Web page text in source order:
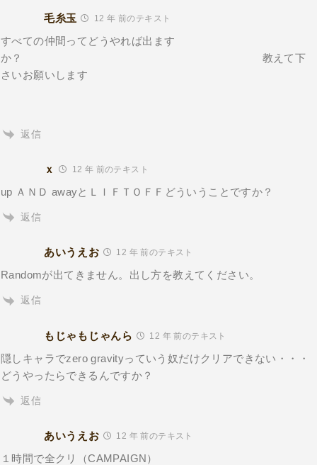
毛糸玉 12 年 前のテキスト
すべての仲間ってどうやれば出ます
か？ 教えて下
さいお願いします
返信
ｘ 12 年 前のテキスト
up ＡＮＤ awayとＬＩＦＴＯＦＦどういうことですか？
返信
あいうえお 12 年 前のテキスト
Randomが出てきません。出し方を教えてください。
返信
もじゃもじゃんら 12 年 前のテキスト
隠しキャラでzero gravityっていう奴だけクリアできない・・・
どうやったらできるんですか？
返信
あいうえお 12 年 前のテキスト
１時間で全クリ（CAMPAIGN）